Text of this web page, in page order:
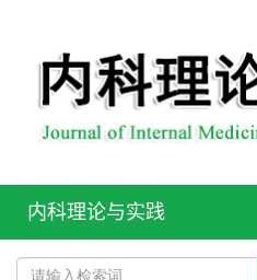
内科理论与实践